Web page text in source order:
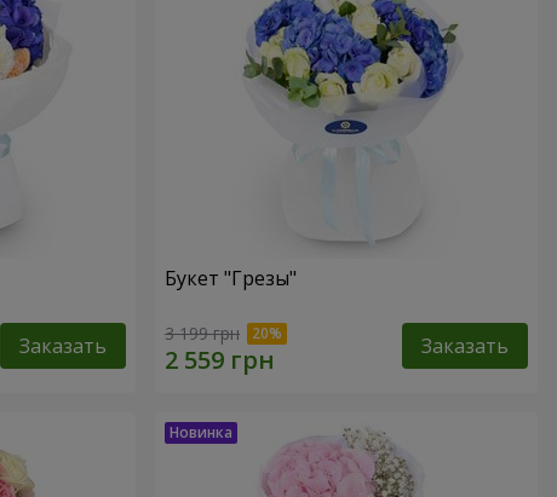
Заказать
Букет "Грезы"
3 199 грн Заказать